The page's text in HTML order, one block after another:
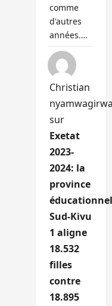
comme
d'autres
années.…
Christian
sur
Exetat
2023-
2024: la
province
Sud-Kivu
1 aligne
18.532
filles
contre
18.895